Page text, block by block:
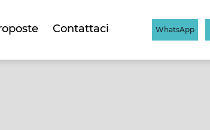
Contattaci WhatsApp